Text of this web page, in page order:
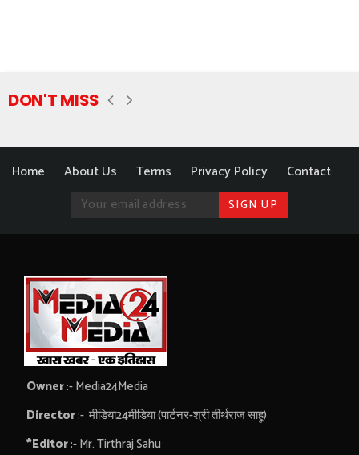
DON'T MISS
Home About Us Terms Privacy Policy Contact
Owner:- Media24Media
Director:- मीडिया24मीडिया (पार्टनर-श्री तीर्थराज साहू)
*Editor:- Mr. Tirthraj Sahu